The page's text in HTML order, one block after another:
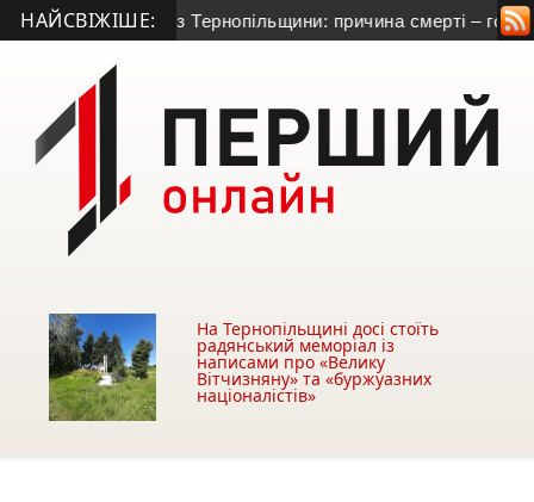
НАЙСВІЖІШЕ:з Тернопільщини: причина смерті – гостра
На Тернопільщині досі стоїть
радянський меморіал із
написами про «Велику
Вітчизняну» та «буржуазних
націоналістів»